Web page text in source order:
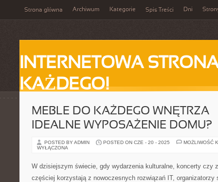
Strona główna Archiwum Kategorie Spis Treści Dni
INTERNETOWA
KAŻDEGO!
MEBLE DO KAŻDEGO WNĘTRZA
IDEALNE WYPOSAŻENIE DOMU?
POSTED BY ADMIN POSTED ON CZE - 20 - 2025
MOŻLIWOŚĆ
WYŁĄCZONA
W dzisiejszym świecie, gdy wydarzenia kulturalne, koncerty czy
częściej korzystają z nowoczesnych rozwiązań IT, organizatorzy